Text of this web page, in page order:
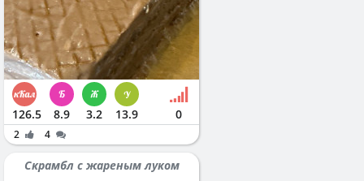
126.5 8.9 3.2 13.9 0
2 4
Скрамбл с жареным луком